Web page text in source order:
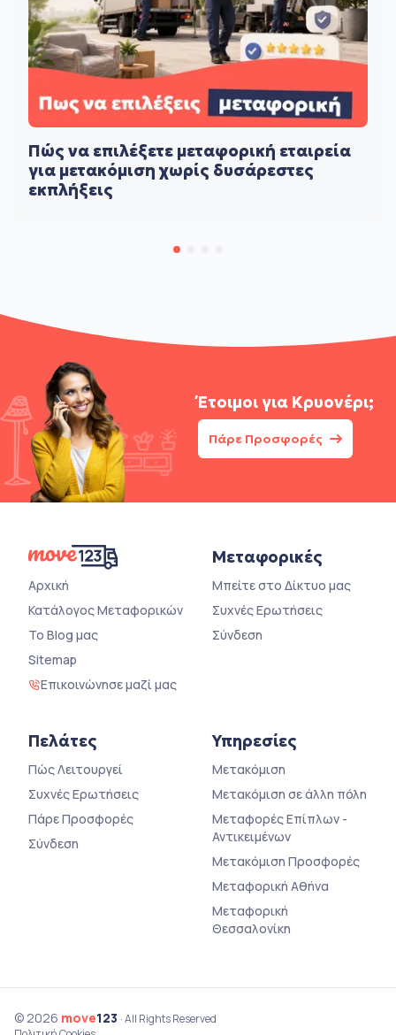
Πώς να επιλέξετε μεταφορική εταιρεία
για μετακόμιση χωρίς δυσάρεστες
εκπλήξεις
Έτοιμοι για Κρυονέρι;
Πάρε Προσφορές
Αρχική
Κατάλογος Μεταφορικών
Το Blog μας
Sitemap
Επικοινώνησε μαζί μας
Μεταφορικές
Μπείτε στο Δίκτυο μας
Συχνές Ερωτήσεις
Σύνδεση
Πελάτες
Πώς Λειτουργεί
Συχνές Ερωτήσεις
Πάρε Προσφορές
Σύνδεση
Υπηρεσίες
Μετακόμιση
Μετακόμιση σε άλλη πόλη
Μεταφορές Επίπλων -
Αντικειμένων
Μετακόμιση Προσφορές
Μεταφορική Αθήνα
Μεταφορική
Θεσσαλονίκη
© 2026 move123 · All Rights Reserved